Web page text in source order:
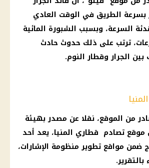
بسرعة الطريق في الوقت العادي
السرعة، وبسبب الشبورة المائية
ترتب على ذلك حدوث حادث
الجرار وقطارالنوم.
من الموقع، نقلا عن مصدر بهيئة
موقع تصادم قطاري المنيا، يعد أحد
ضمن مواقع تطوير منظومة الإشارات،